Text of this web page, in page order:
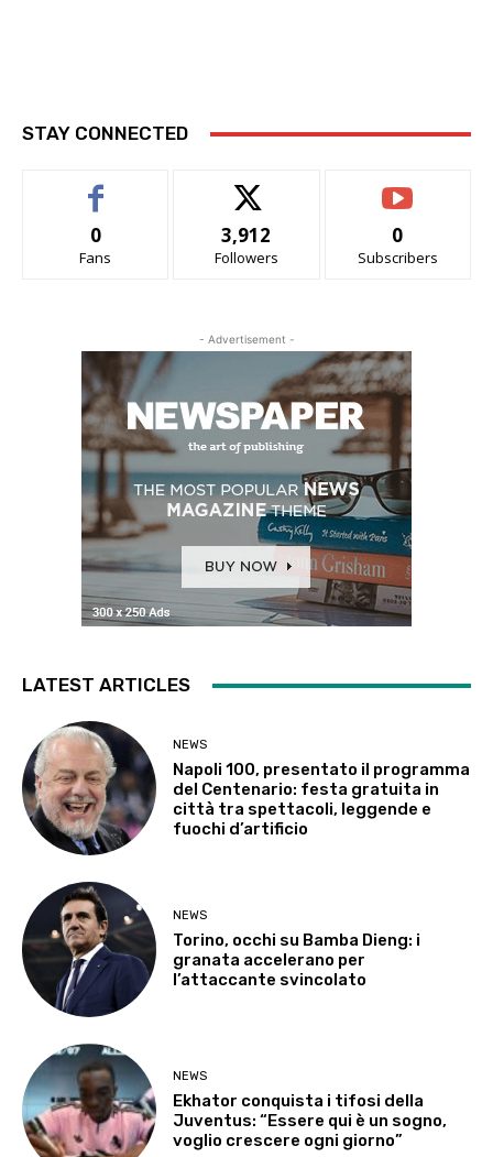
STAY CONNECTED
0
Fans
3,912
Followers
0
Subscribers
- Advertisement -
LATEST ARTICLES
NEWS
Napoli 100, presentato il programma
del Centenario: festa gratuita in
città tra spettacoli, leggende e
fuochi d’artificio
NEWS
Torino, occhi su Bamba Dieng: i
granata accelerano per
l’attaccante svincolato
NEWS
Ekhator conquista i tifosi della
Juventus: “Essere qui è un sogno,
voglio crescere ogni giorno”